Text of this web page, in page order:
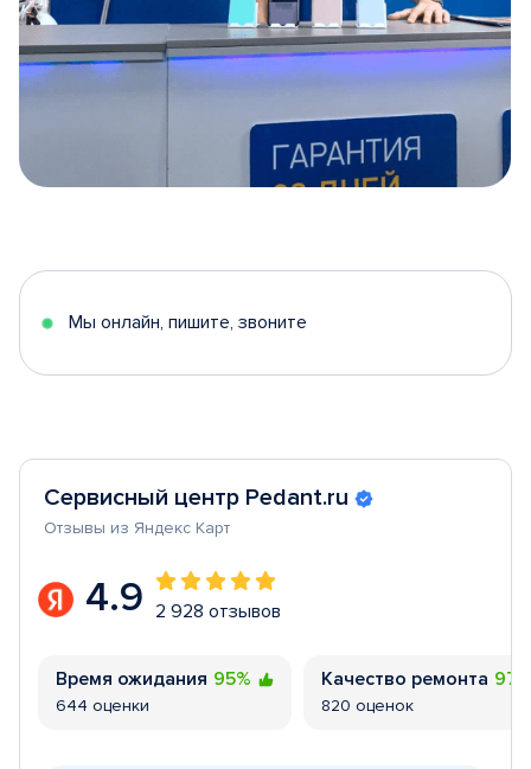
5
Мы онлайн, пишите, звоните
Сервисный центр Pedant.ru
Отзывы из Яндекс Карт
4.9 2 928 отзывов
Время ожидания 95%
644 оценки
Качество ремонта
820 оценок